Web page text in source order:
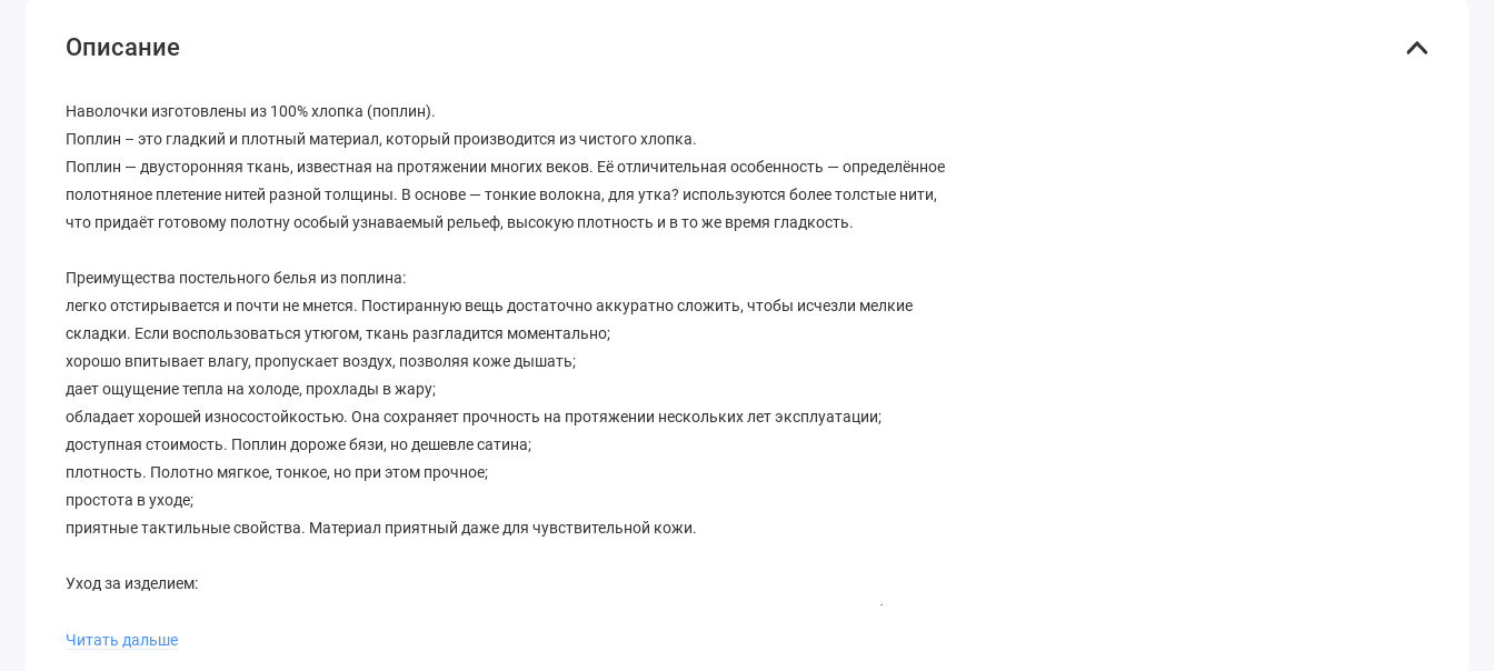
Описание
Наволочки изготовлены из 100% хлопка (поплин).
Поплин – это гладкий и плотный материал, который производится из чистого хлопка.
Поплин — двусторонняя ткань, известная на протяжении многих веков. Её отличительная особенность — определённое
полотняное плетение нитей разной толщины. В основе — тонкие волокна, для утка? используются более толстые нити,
что придаёт готовому полотну особый узнаваемый рельеф, высокую плотность и в то же время гладкость.
Преимущества постельного белья из поплина:
легко отстирывается и почти не мнется. Постиранную вещь достаточно аккуратно сложить, чтобы исчезли мелкие
складки. Если воспользоваться утюгом, ткань разгладится моментально;
хорошо впитывает влагу, пропускает воздух, позволяя коже дышать;
дает ощущение тепла на холоде, прохлады в жару;
обладает хорошей износостойкостью. Она сохраняет прочность на протяжении нескольких лет эксплуатации;
доступная стоимость. Поплин дороже бязи, но дешевле сатина;
плотность. Полотно мягкое, тонкое, но при этом прочное;
простота в уходе;
приятные тактильные свойства. Материал приятный даже для чувствительной кожи.
Уход за изделием:
Поплин рекомендуется стирать в машине при температуре не выше 40°C, используя мягкие моющие средства без
отбеливающих агентов. Лучше всего стирать поплин отдельно от других материалов, чтобы избежать механических
Читать дальше